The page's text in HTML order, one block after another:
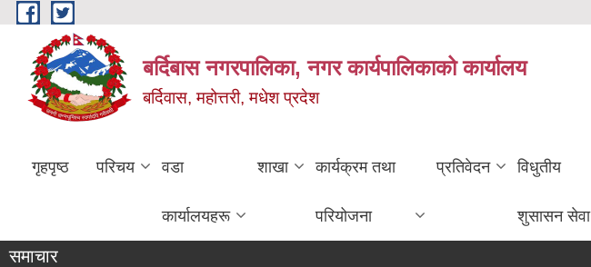
Skip to main content
बर्दिबास नगरपालिका, नगर कार्यपालिकाको कार्यालय
बर्दिवास, महोत्तरी, मधेश प्रदेश
गृहपृष्ठ परिचय वडा
कार्यालयहरू
शाखा कार्यक्रम तथा
परियोजना
प्रतिवेदन विधुतीय
शुसासन सेवा
समाचार